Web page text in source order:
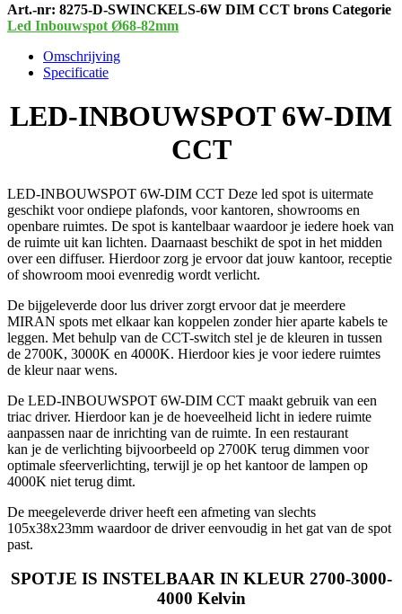
Art.-nr: 8275-D-SWINCKELS-6W DIM CCT brons Categorie
Led Inbouwspot Ø68-82mm
Omschrijving
Specificatie
LED-INBOUWSPOT 6W-DIM
CCT
LED-INBOUWSPOT 6W-DIM CCT Deze led spot is uitermate
geschikt voor ondiepe plafonds, voor kantoren, showrooms en
openbare ruimtes. De spot is kantelbaar waardoor je iedere hoek van
de ruimte uit kan lichten. Daarnaast beschikt de spot in het midden
over een diffuser. Hierdoor zorg je ervoor dat jouw kantoor, receptie
of showroom mooi evenredig wordt verlicht.
De bijgeleverde door lus driver zorgt ervoor dat je meerdere
MIRAN spots met elkaar kan koppelen zonder hier aparte kabels te
leggen. Met behulp van de CCT-switch stel je de kleuren in tussen
de 2700K, 3000K en 4000K. Hierdoor kies je voor iedere ruimtes
de kleur naar wens.
De LED-INBOUWSPOT 6W-DIM CCT maakt gebruik van een
triac driver. Hierdoor kan je de hoeveelheid licht in iedere ruimte
aanpassen naar de inrichting van de ruimte. In een restaurant
kan je de verlichting bijvoorbeeld op 2700K terug dimmen voor
optimale sfeerverlichting, terwijl je op het kantoor de lampen op
4000K niet terug dimt.
De meegeleverde driver heeft een afmeting van slechts
105x38x23mm waardoor de driver eenvoudig in het gat van de spot
past.
SPOTJE IS INSTELBAAR IN KLEUR 2700-3000-
4000 Kelvin